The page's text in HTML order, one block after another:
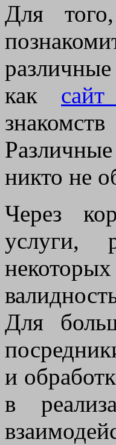
Для
как
никто не
Через
услуги,
Для
и
в